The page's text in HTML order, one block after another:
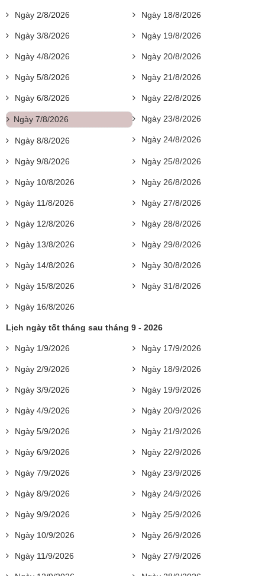
Ngày 2/8/2026
Ngày 3/8/2026
Ngày 4/8/2026
Ngày 5/8/2026
Ngày 6/8/2026
Ngày 7/8/2026
Ngày 8/8/2026
Ngày 9/8/2026
Ngày 10/8/2026
Ngày 11/8/2026
Ngày 12/8/2026
Ngày 13/8/2026
Ngày 14/8/2026
Ngày 15/8/2026
Ngày 16/8/2026
Ngày 18/8/2026
Ngày 19/8/2026
Ngày 20/8/2026
Ngày 21/8/2026
Ngày 22/8/2026
Ngày 23/8/2026
Ngày 24/8/2026
Ngày 25/8/2026
Ngày 26/8/2026
Ngày 27/8/2026
Ngày 28/8/2026
Ngày 29/8/2026
Ngày 30/8/2026
Ngày 31/8/2026
Lịch ngày tốt tháng sau tháng 9 - 2026
Ngày 1/9/2026
Ngày 2/9/2026
Ngày 3/9/2026
Ngày 4/9/2026
Ngày 5/9/2026
Ngày 6/9/2026
Ngày 7/9/2026
Ngày 8/9/2026
Ngày 9/9/2026
Ngày 10/9/2026
Ngày 11/9/2026
Ngày 17/9/2026
Ngày 18/9/2026
Ngày 19/9/2026
Ngày 20/9/2026
Ngày 21/9/2026
Ngày 22/9/2026
Ngày 23/9/2026
Ngày 24/9/2026
Ngày 25/9/2026
Ngày 26/9/2026
Ngày 27/9/2026